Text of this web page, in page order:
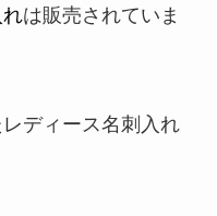
は販売されていま
ディース名刺入れ